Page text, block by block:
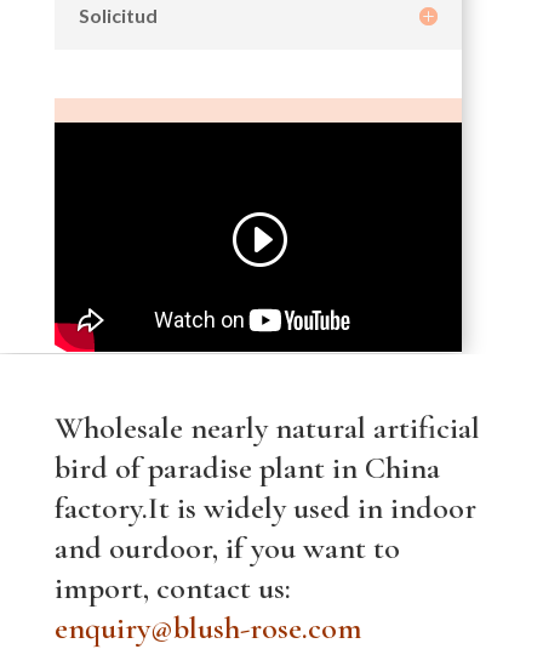
Solicitud
Wholesale nearly natural artificial
bird of paradise plant in China
factory.It is widely used in indoor
and ourdoor, if you want to
import, contact us:
enquiry@blush-rose.com